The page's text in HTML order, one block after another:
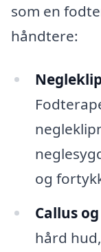
som en
håndtere:
og
Callus
hård